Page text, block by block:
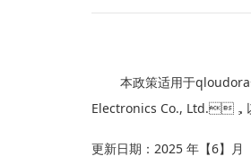
本政策适用于qloudora
Electronics Co., Ltd.，
更新日期： 2025 年【6】月